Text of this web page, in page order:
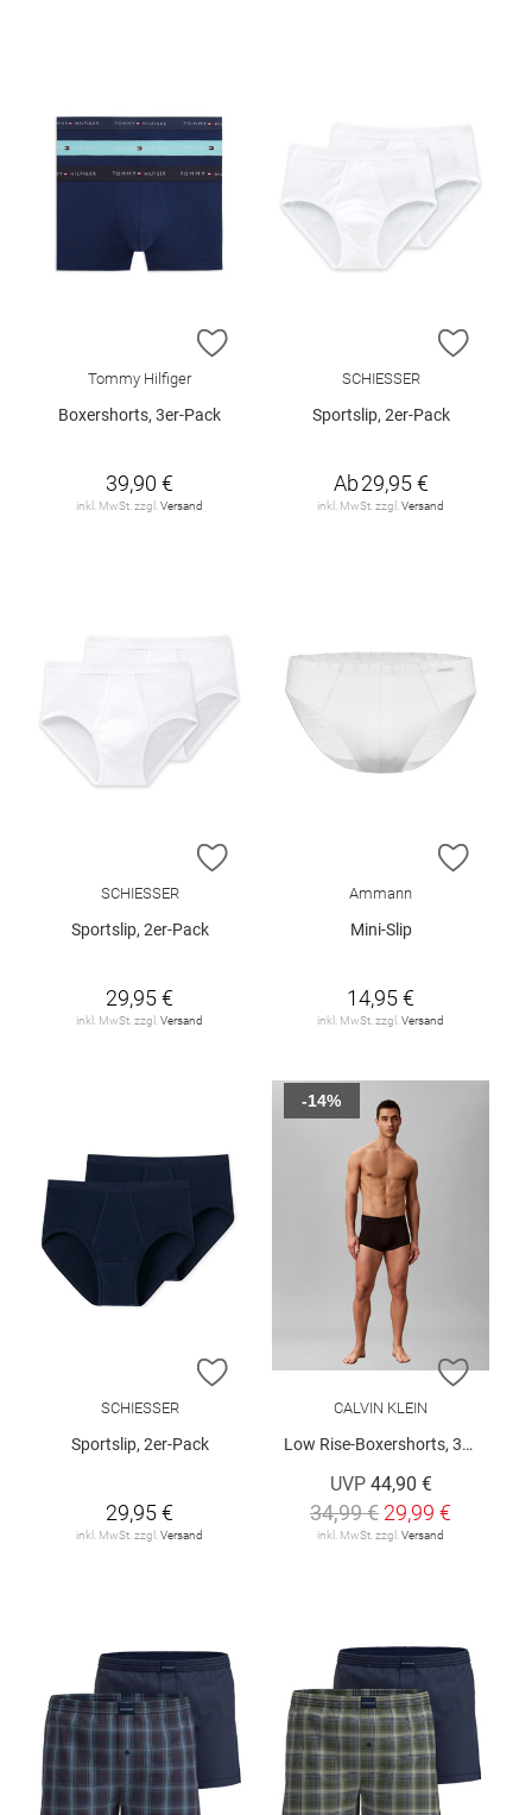
ZUR WUNSCHLISTE HINZUFÜGEN
Tommy Hilfiger
Boxershorts, 3er-Pack
39,90 €
inkl. MwSt. zzgl. Versand
ZUR
SCHIESSER
Sportslip, 2er-Pack
Ab29,95 €
inkl. MwSt. zzgl. Versand
ZUR WUNSCHLISTE HINZUFÜGEN
SCHIESSER
Sportslip, 2er-Pack
29,95 €
inkl. MwSt. zzgl. Versand
ZUR
Ammann
Mini-Slip
14,95 €
inkl. MwSt. zzgl. Versand
ZUR WUNSCHLISTE HINZUFÜGEN
SCHIESSER
Sportslip, 2er-Pack
29,95 €
inkl. MwSt. zzgl. Versand
ZUR
CALVIN KLEIN
Low Rise-Boxershorts, 3er-Pack
UVP 44,90 €
34,99 € 29,99 €
inkl. MwSt. zzgl. Versand
-14%